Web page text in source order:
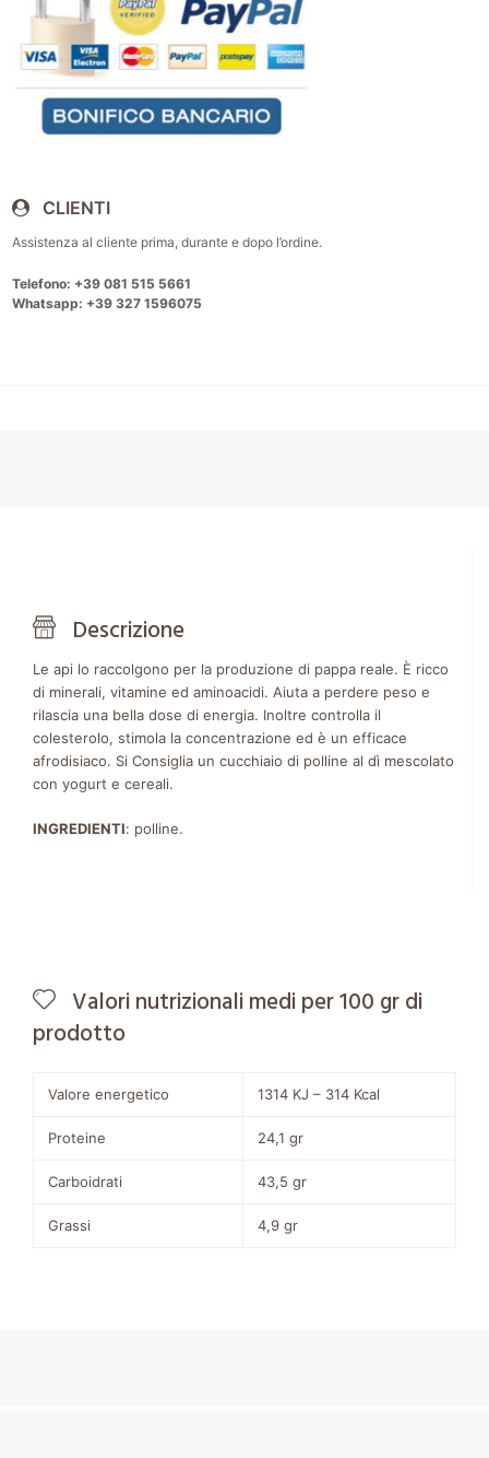
CLIENTI
Assistenza al cliente prima, durante e dopo l’ordine.
Telefono: +39 081 515 5661
Whatsapp: +39 327 1596075
Descrizione
Le api lo raccolgono per la produzione di pappa reale. È ricco
di minerali, vitamine ed aminoacidi. Aiuta a perdere peso e
rilascia una bella dose di energia. Inoltre controlla il
colesterolo, stimola la concentrazione ed è un efficace
afrodisiaco. Si Consiglia un cucchiaio di polline al dì mescolato
con yogurt e cereali.
INGREDIENTI: polline.
Valori nutrizionali medi per 100 gr di
prodotto
Valore energetico 1314 KJ – 314 Kcal
Proteine 24,1 gr
Carboidrati 43,5 gr
Grassi 4,9 gr